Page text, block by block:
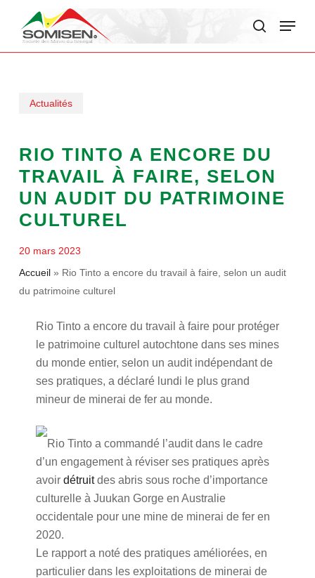
Menu
Actualités
RIO TINTO A ENCORE DU
TRAVAIL À FAIRE, SELON
UN AUDIT DU PATRIMOINE
CULTUREL
20 mars 2023
Accueil» Rio Tinto a encore du travail à faire, selon un audit
du patrimoine culturel
Rio Tinto a encore du travail à faire pour protéger
le patrimoine culturel autochtone dans ses mines
du monde entier, selon un audit indépendant de
ses pratiques, a déclaré lundi le plus grand
mineur de minerai de fer au monde.
Rio Tinto a commandé l’audit dans le cadre
d’un engagement à réviser ses pratiques après
avoir détruitdes abris sous roche d’importance
culturelle à Juukan Gorge en Australie
occidentale pour une mine de minerai de fer en
2020.
Le rapport a noté des pratiques améliorées, en
particulier dans les exploitations de minerai de